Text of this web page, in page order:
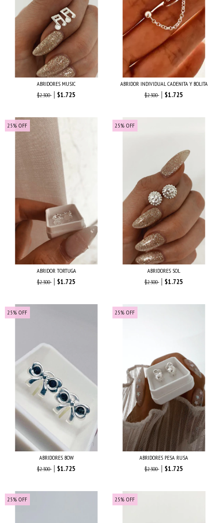
ABRIDORES MUSIC
$2.300
$1.725
ABRIDOR INDIVIDUAL CADENITA Y BOLITA
$2.300
$1.725
25% OFF
ABRIDOR TORTUGA
$2.300
$1.725
25% OFF
ABRIDORES SOL
$2.300
$1.725
25% OFF
ABRIDORES BOW
$2.300
$1.725
25% OFF
ABRIDORES PESA RUSA
$2.300
$1.725
25% OFF 25% OFF